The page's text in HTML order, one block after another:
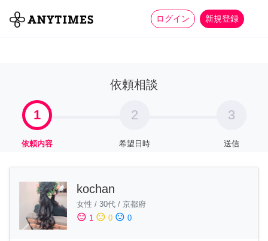
ログイン 新規登録
全て 家事 more_horiz
依頼相談
1
依頼内容
2
希望日時
3
送信
kochan
女性 / 30代 / 京都府
sentiment_satisfied 1 sentiment_neutral 0 sentiment_dissatisfied 0